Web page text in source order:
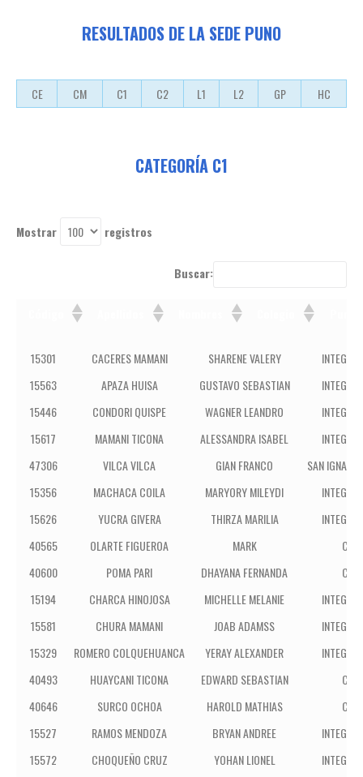
RESULTADOS DE LA SEDE PUNO
CE CM C1 C2 L1 L2 GP HC
CATEGORÍA C1
Mostrar registros
Buscar:
Código Apellidos Nombres
15301 CACERES MAMANI SHARENE VALERY
15563
APAZA HUISA GUSTAVO SEBASTIAN
15446
CONDORI QUISPE WAGNER LEANDRO
15617
MAMANI TICONA ALESSANDRA ISABEL
47306
VILCA VILCA GIAN FRANCO
SAN
15356
MACHACA COILA MARYORY MILEYDI
15626
YUCRA GIVERA THIRZA MARILIA
40565
OLARTE FIGUEROA MARK
40600
POMA PARI DHAYANA FERNANDA
15194
CHARCA HINOJOSA MICHELLE MELANIE
15581
CHURA MAMANI JOAB ADAMSS
15329
ROMERO COLQUEHUANCA YERAY ALEXANDER
40493
HUAYCANI TICONA EDWARD SEBASTIAN
40646
SURCO OCHOA HAROLD MATHIAS
15527
RAMOS MENDOZA BRYAN ANDREE
15572
CHOQUEÑO CRUZ YOHAN LIONEL